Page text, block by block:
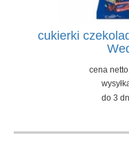
cukierki
cena
do 3